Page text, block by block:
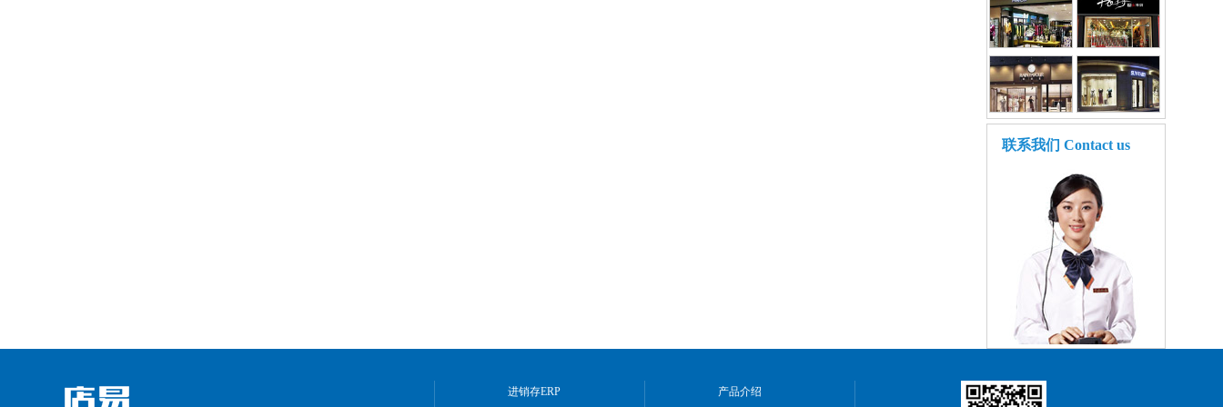
联系我们 Contact us
进销存ERP 产品介绍